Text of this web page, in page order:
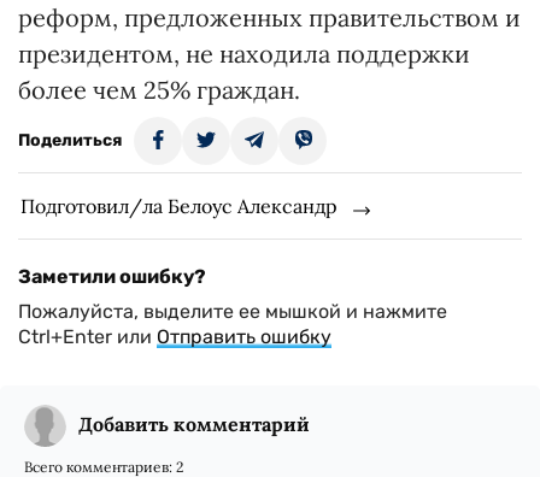
реформ, предложенных правительством и
президентом, не находила поддержки
более чем 25% граждан.
Поделиться
Подготовил/ла Белоус Александр
Заметили ошибку?
Пожалуйста, выделите ее мышкой и нажмите
Ctrl+Enter или Отправить ошибку
Добавить комментарий
Всего комментариев: 2